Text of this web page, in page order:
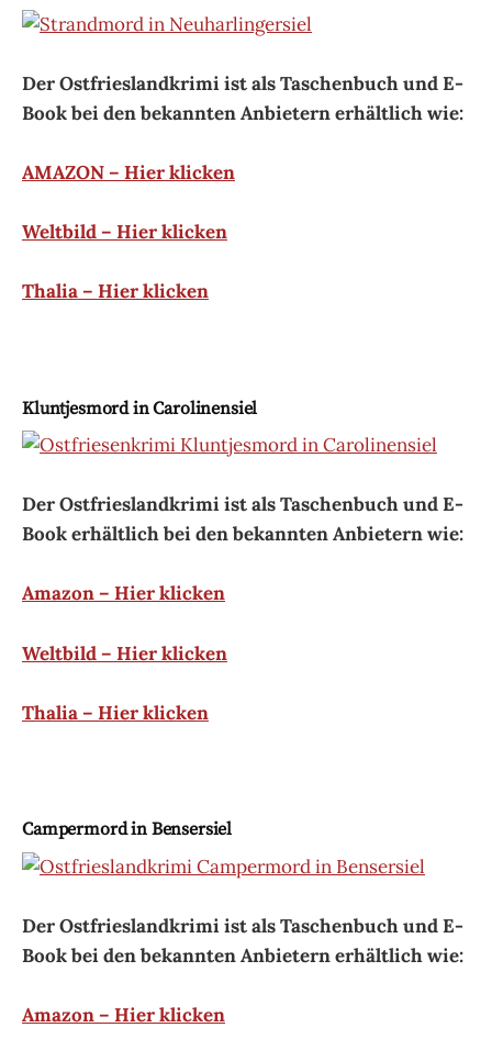
Der Ostfrieslandkrimi ist als Taschenbuch und E-
Book bei den bekannten Anbietern erhältlich wie:
AMAZON – Hier klicken
Weltbild – Hier klicken
Thalia – Hier klicken
Kluntjesmord in Carolinensiel
Der Ostfrieslandkrimi ist als Taschenbuch und E-
Book erhältlich bei den bekannten Anbietern wie:
Amazon – Hier klicken
Weltbild – Hier klicken
Thalia – Hier klicken
Campermord in Bensersiel
Der Ostfrieslandkrimi ist als Taschenbuch und E-
Book bei den bekannten Anbietern erhältlich wie:
Amazon – Hier klicken